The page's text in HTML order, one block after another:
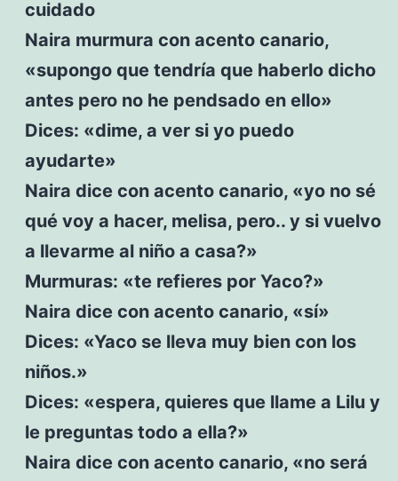
cuidado
Naira murmura con acento canario,
«supongo que tendría que haberlo dicho
antes pero no he pendsado en ello»
Dices: «dime, a ver si yo puedo
ayudarte»
Naira dice con acento canario, «yo no sé
qué voy a hacer, melisa, pero.. y si vuelvo
a llevarme al niño a casa?»
Murmuras: «te refieres por Yaco?»
Naira dice con acento canario, «sí»
Dices: «Yaco se lleva muy bien con los
niños.»
Dices: «espera, quieres que llame a Lilu y
le preguntas todo a ella?»
Naira dice con acento canario, «no será